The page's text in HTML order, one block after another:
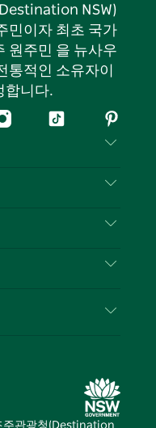
NSW)
민이자 최초 국가
원주민 을 뉴사우
통적인 소유자이
합니다.
인
틱
핀
터
스
NSW) 미디
주관광청(Destination